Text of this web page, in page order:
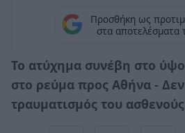
Προσθήκη ως
στα αποτελέσματα
Το ατύχημα συνέβη στο
στο ρεύμα προς Αθήνα -
τραυματισμός του